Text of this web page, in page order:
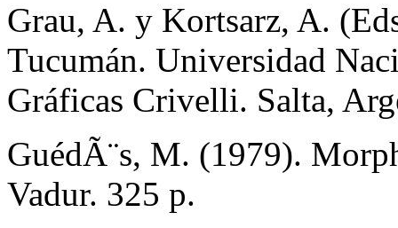
Grau, A. y Kortsarz, A.
Tucumán. Universidad
Gráficas Crivelli. Salta,
GuédÃ¨s, M. (1979).
Vadur. 325 p.